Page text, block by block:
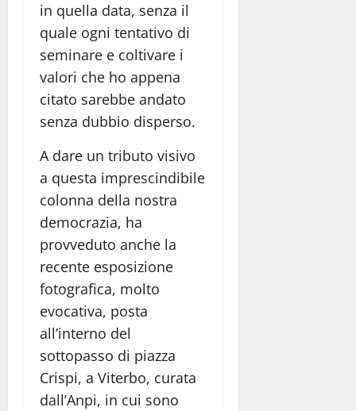
in quella data, senza il
quale ogni tentativo di
seminare e coltivare i
valori che ho appena
citato sarebbe andato
senza dubbio disperso.
A dare un tributo visivo
a questa imprescindibile
colonna della nostra
democrazia, ha
provveduto anche la
recente esposizione
fotografica, molto
evocativa, posta
all’interno del
sottopasso di piazza
Crispi, a Viterbo, curata
dall’Anpi, in cui sono